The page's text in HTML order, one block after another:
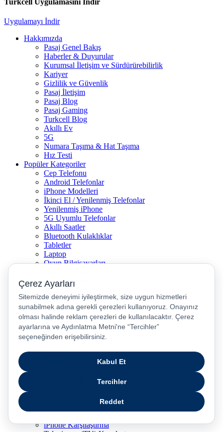
Turkcell Uygulamasını İndir
Uygulamayı İndir
Hakkımızda
Pasaj Genel Bakış
Haberler & Duyurular
Kurumsal İletişim ve Sürdürürebilirlik
Kariyer
Gizlilik ve Güvenlik
Pasaj İletişim
Pasaj Blog
Pasaj Gaming
Turkcell Blog
Akıllı Ev
5G
Numara Taşıma & Hat Taşıma
Hız Testi
Popüler Kategoriler
Cep Telefonu
Android Telefonlar
iPhone Modelleri
İkinci El / Yenilenmiş Telefonlar
Yenilenmiş iPhone
5G Uyumlu Telefonlar
Akıllı Saatler
Bluetooth Kulaklıklar
Tabletler
Laptop
Oyun Bilgisayarları
Robot Süpürgeler
Kahve Makineleri
Televizyon
Airfryer
Kulaklıklar
Çocuk Akıllı Saat
Kulakiçi Kulaklık
Saç Düzleştirici
Yardım
Ürün Güvenliği Temas Noktası
Nasıl İade Edebilirim?
iPhone Karşılaştırma